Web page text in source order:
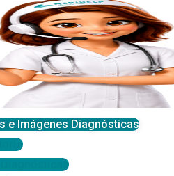
e Imágenes Diagnósticas